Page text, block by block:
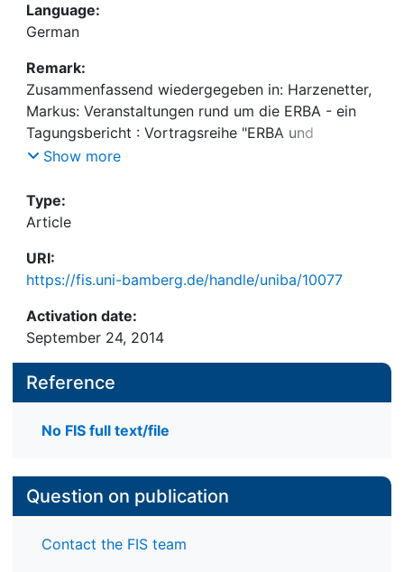
Language:
German
Remark:
Zusammenfassend wiedergegeben in: Harzenetter,
Markus: Veranstaltungen rund um die ERBA - ein
Tagungsbericht : Vortragsreihe "ERBA und
Industriedenkmalpflege" und Photoausstellung
Show more
Type:
Article
URI:
https://fis.uni-bamberg.de/handle/uniba/10077
Activation date:
September 24, 2014
Reference
No FIS full text/file
Question on publication
Contact the FIS team